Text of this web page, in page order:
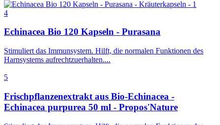
4
Echinacea Bio 120 Kapseln - Purasana
Stimuliert das Immunsystem. Hilft, die normalen Funktionen des
Harnsystems aufrechtzuerhalten....
5
Frischpflanzenextrakt aus Bio-Echinacea -
Echinacea purpurea 50 ml - Propos'Nature